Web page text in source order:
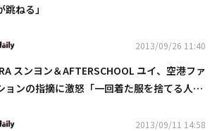
跳ねる」
2013/09/26 11:40
スンヨン＆AFTERSCHOOL ユイ、空港ファ
ョンの指摘に激怒「一回着た服を捨てる人な
2013/09/11 14:58